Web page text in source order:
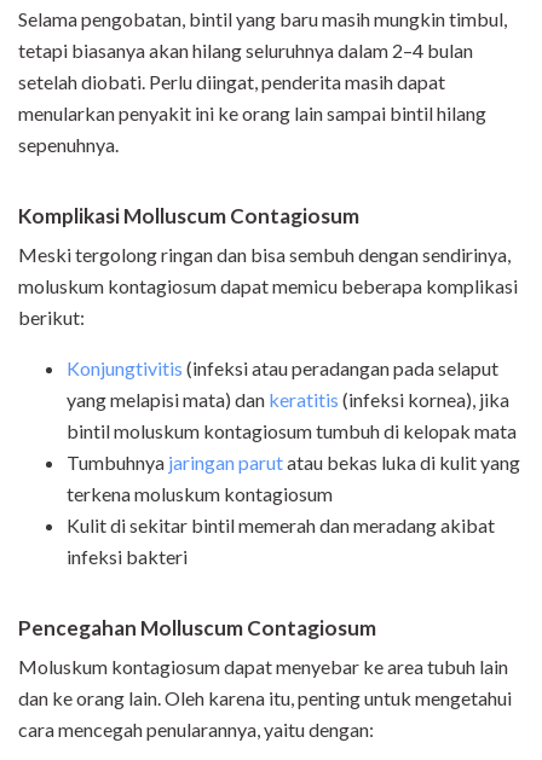
Selama pengobatan, bintil yang baru masih mungkin timbul,
tetapi biasanya akan hilang seluruhnya dalam 2–4 bulan
setelah diobati. Perlu diingat, penderita masih dapat
menularkan penyakit ini ke orang lain sampai bintil hilang
sepenuhnya.
KomplikasiMolluscum Contagiosum
Meski tergolong ringan dan bisa sembuh dengan sendirinya,
moluskum kontagiosum dapat memicu beberapa komplikasi
berikut:
Konjungtivitis (infeksi atau peradangan pada selaput
yang melapisi mata) dan keratitis (infeksi kornea), jika
bintil moluskum kontagiosum tumbuh di kelopak mata
Tumbuhnya jaringan parutatau bekas luka di kulit yang
terkena moluskum kontagiosum
Kulit di sekitar bintil memerah dan meradang akibat
infeksi bakteri
Pencegahan Molluscum Contagiosum
Moluskum kontagiosum dapat menyebar ke area tubuh lain
dan ke orang lain. Oleh karena itu, penting untuk mengetahui
cara mencegah penularannya, yaitu dengan: